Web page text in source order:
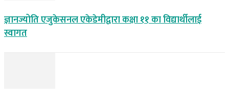
ज्ञानज्योति एजुकेसनल एकेडेमीद्वारा कक्षा ११ का विद्यार्थीलाई
स्वागत